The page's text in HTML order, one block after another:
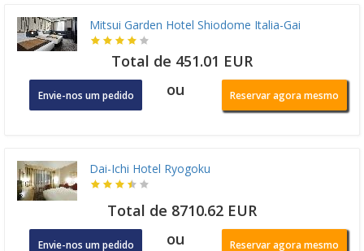
Mitsui Garden Hotel Shiodome Italia-Gai
Total de 451.01 EUR
Envie-nos um pedido ou Reservar agora mesmo
Dai-Ichi Hotel Ryogoku
Total de 8710.62 EUR
Envie-nos um pedido ou Reservar agora mesmo